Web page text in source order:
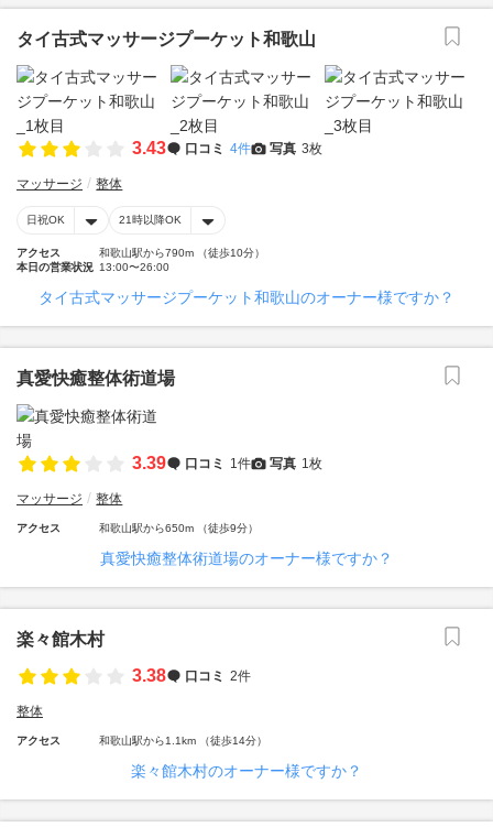
タイ古式マッサージプーケット和歌山
3.43 口コミ 4件 写真 3枚
マッサージ 整体
日祝OK 21時以降OK
アクセス
和歌山駅から790m （徒歩10分）
本日の営業状況 13:00〜26:00
タイ古式マッサージプーケット和歌山のオーナー様ですか？
真愛快癒整体術道場
3.39 口コミ 1件 写真 1枚
マッサージ 整体
アクセス 和歌山駅から650m （徒歩9分）
真愛快癒整体術道場のオーナー様ですか？
楽々館木村
3.38
口コミ 2件
整体
アクセス 和歌山駅から1.1km （徒歩14分）
楽々館木村のオーナー様ですか？